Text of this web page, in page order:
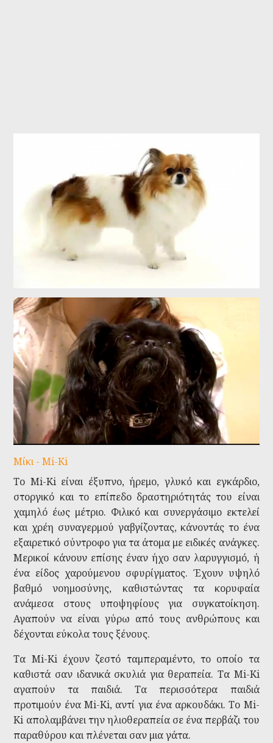
Μίκι - Mi-Ki
Το Mi-Ki είναι έξυπνο, ήρεμο, γλυκό και εγκάρδιο,
στοργικό και το επίπεδο δραστηριότητάς του είναι
χαμηλό έως μέτριο. Φιλικό και συνεργάσιμο εκτελεί
και χρέη συναγερμού γαβγίζοντας, κάνοντάς το ένα
εξαιρετικό σύντροφο για τα άτομα με ειδικές ανάγκες.
Μερικοί κάνουν επίσης έναν ήχο σαν λαρυγγισμό, ή
ένα είδος χαρούμενου σφυρίγματος. Έχουν υψηλό
βαθμό νοημοσύνης, καθιστώντας τα κορυφαία
ανάμεσα στους υποψηφίους για συγκατοίκηση.
Αγαπούν να είναι γύρω από τους ανθρώπους και
δέχονται εύκολα τους ξένους.
Τα Mi-Ki έχουν ζεστό ταμπεραμέντο, το οποίο τα
καθιστά σαν ιδανικά σκυλιά για θεραπεία. Τα Mi-Ki
αγαπούν τα παιδιά. Τα περισσότερα παιδιά
προτιμούν ένα Mi-Ki, αντί για ένα αρκουδάκι. Το Mi-
Ki απολαμβάνει την ηλιοθεραπεία σε ένα περβάζι του
παραθύρου και πλένεται σαν μια γάτα.